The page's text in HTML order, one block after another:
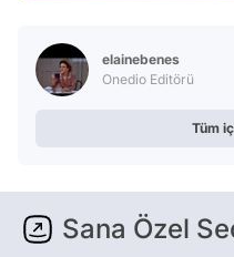
elainebenes
Onedio Editörü
Tüm
Sana Özel